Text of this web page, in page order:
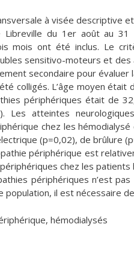
à visée descriptive
du 1er août au
mois ont été inclus. Le
sensitivo-moteurs et
secondaire pour évaluer
colligés. L’âge moyen
périphériques était de
Les atteintes
chez les
(p=0,02), de brûlure
périphérique est
chez les patients
périphériques n’est
population, il est nécessaire
hémodialysés